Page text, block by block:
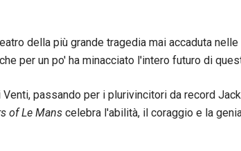
della più grande tragedia mai accaduta
per un po' ha minacciato l'intero futuro di
Venti, passando per i plurivincitori da record
of Le Mans celebra l'abilità, il coraggio e la